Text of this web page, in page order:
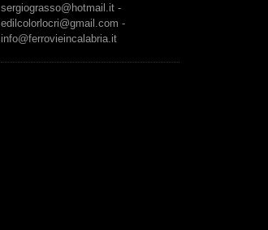
sergiograsso@hotmail.it -
edilcolorlocri@gmail.com -
info@ferrovieincalabria.it